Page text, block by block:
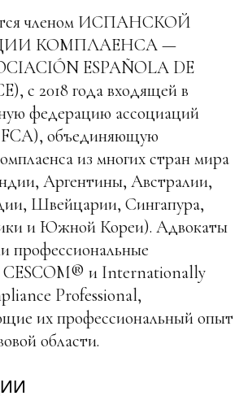
членом ИСПАНСКОЙ
КОМПЛАЕНСА —
ESPAÑOLA DE
с 2018 года входящей в
федерацию ассоциаций
объединяющую
из многих стран мира
Аргентины, Австралии,
Швейцарии, Сингапура,
и Южной Кореи). Адвокаты
профессиональные
CESCOM® и Internationally
Professional,
их профессиональный опыт
области.